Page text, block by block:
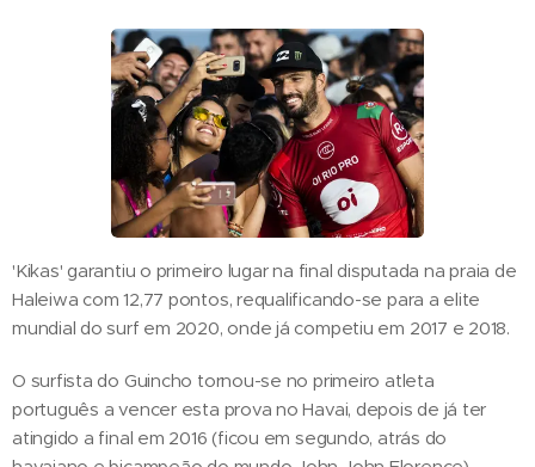
'Kikas' garantiu o primeiro lugar na final disputada na praia de
Haleiwa com 12,77 pontos, requalificando-se para a elite
mundial do surf em 2020, onde já competiu em 2017 e 2018.
O surfista do Guincho tornou-se no primeiro atleta
português a vencer esta prova no Havai, depois de já ter
atingido a final em 2016 (ficou em segundo, atrás do